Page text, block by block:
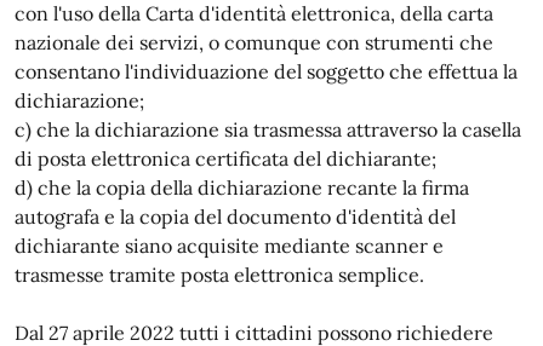
con l'uso della Carta d'identità elettronica, della carta
nazionale dei servizi, o comunque con strumenti che
consentano l'individuazione del soggetto che effettua la
dichiarazione;
c) che la dichiarazione sia trasmessa attraverso la casella
di posta elettronica certificata del dichiarante;
d) che la copia della dichiarazione recante la firma
autografa e la copia del documento d'identità del
dichiarante siano acquisite mediante scanner e
trasmesse tramite posta elettronica semplice.
Dal 27 aprile 2022 tutti i cittadini possono richiedere